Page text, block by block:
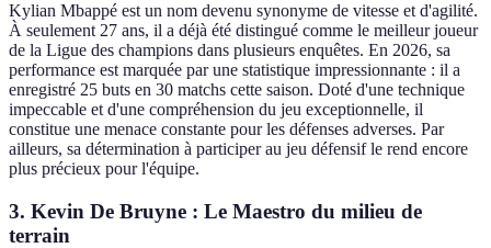
Kylian Mbappé est un nom devenu synonyme de vitesse et d'agilité.
À seulement 27 ans, il a déjà été distingué comme le meilleur joueur
de la Ligue des champions dans plusieurs enquêtes. En 2026, sa
performance est marquée par une statistique impressionnante : il a
enregistré 25 buts en 30 matchs cette saison. Doté d'une technique
impeccable et d'une compréhension du jeu exceptionnelle, il
constitue une menace constante pour les défenses adverses. Par
ailleurs, sa détermination à participer au jeu défensif le rend encore
plus précieux pour l'équipe.
3. Kevin De Bruyne : Le Maestro du milieu de
terrain